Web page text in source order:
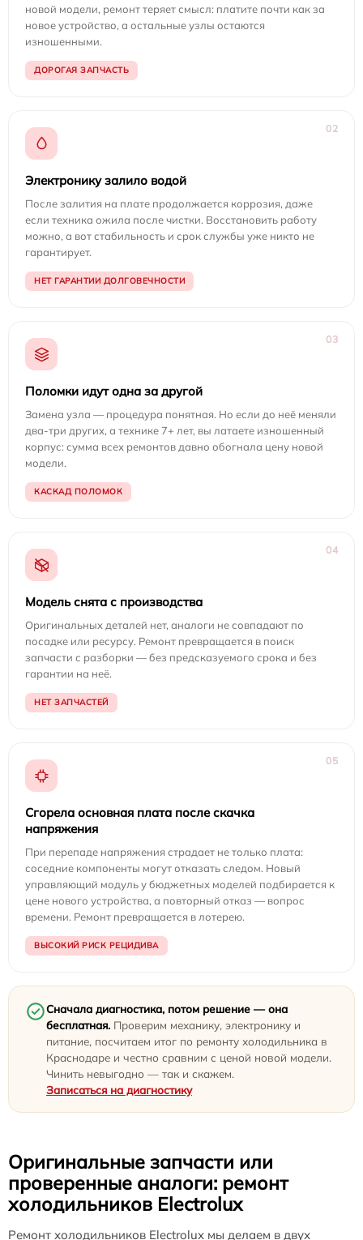
новой модели, ремонт теряет смысл: платите почти как за
новое устройство, а остальные узлы остаются
изношенными.
ДОРОГАЯ ЗАПЧАСТЬ
02
Электронику залило водой
После залития на плате продолжается коррозия, даже
если техника ожила после чистки. Восстановить работу
можно, а вот стабильность и срок службы уже никто не
гарантирует.
НЕТ ГАРАНТИИ ДОЛГОВЕЧНОСТИ
03
Поломки идут одна за другой
Замена узла — процедура понятная. Но если до неё меняли
два-три других, а технике 7+ лет, вы латаете изношенный
корпус: сумма всех ремонтов давно обогнала цену новой
модели.
КАСКАД ПОЛОМОК
04
Модель снята с производства
Оригинальных деталей нет, аналоги не совпадают по
посадке или ресурсу. Ремонт превращается в поиск
запчасти с разборки — без предсказуемого срока и без
гарантии на неё.
НЕТ ЗАПЧАСТЕЙ
05
Сгорела основная плата после скачка
напряжения
При перепаде напряжения страдает не только плата:
соседние компоненты могут отказать следом. Новый
управляющий модуль у бюджетных моделей подбирается к
цене нового устройства, а повторный отказ — вопрос
времени. Ремонт превращается в лотерею.
ВЫСОКИЙ РИСК РЕЦИДИВА
Сначала диагностика, потом решение — она
бесплатная. Проверим механику, электронику и
питание, посчитаем итог по ремонту холодильника в
Краснодаре и честно сравним с ценой новой модели.
Чинить невыгодно — так и скажем.
Записаться на диагностику
Оригинальные запчасти или
проверенные аналоги: ремонт
холодильников Electrolux
Ремонт холодильников Electrolux мы делаем в двух